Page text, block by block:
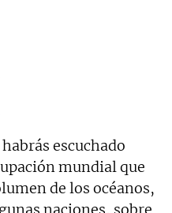
escuchado
mundial que
de los océanos,